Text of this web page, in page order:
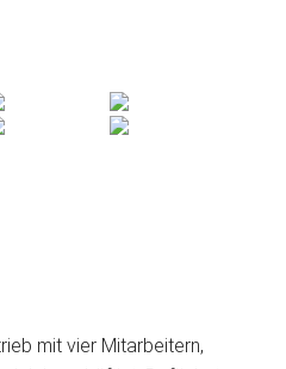
mit vier Mitarbeitern,